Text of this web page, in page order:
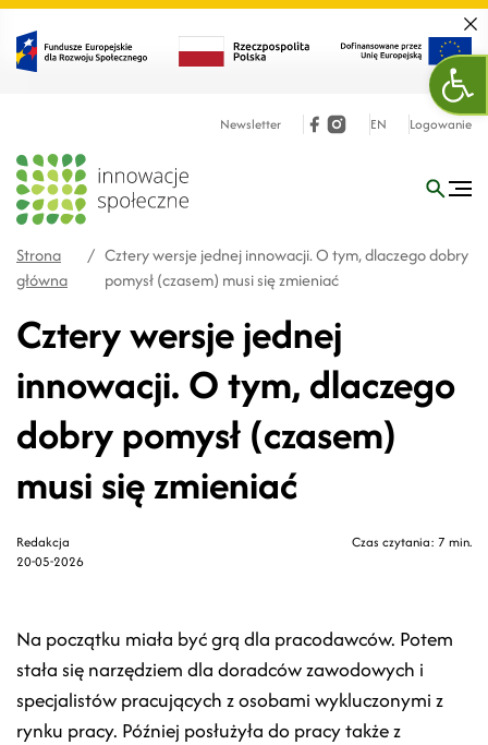
Newsletter EN Logowanie
Strona
główna
/ Cztery wersje jednej innowacji. O tym, dlaczego dobry
pomysł (czasem) musi się zmieniać
Cztery wersje jednej
innowacji. O tym, dlaczego
dobry pomysł (czasem)
musi się zmieniać
Redakcja
20-05-2026
Czas czytania: 7 min.
Na początku miała być grą dla pracodawców. Potem
stała się narzędziem dla doradców zawodowych i
specjalistów pracujących z osobami wykluczonymi z
rynku pracy. Później posłużyła do pracy także z